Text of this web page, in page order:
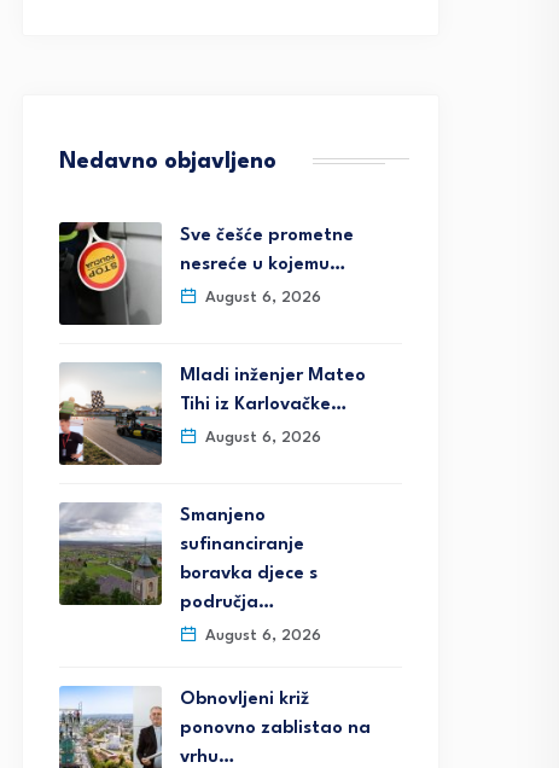
Nedavno objavljeno
Sve češće prometne
nesreće u kojemu…
August 6, 2026
Mladi inženjer Mateo
Tihi iz Karlovačke…
August 6, 2026
Smanjeno
sufinanciranje
boravka djece s
područja…
August 6, 2026
Obnovljeni križ
ponovno zablistao na
vrhu…